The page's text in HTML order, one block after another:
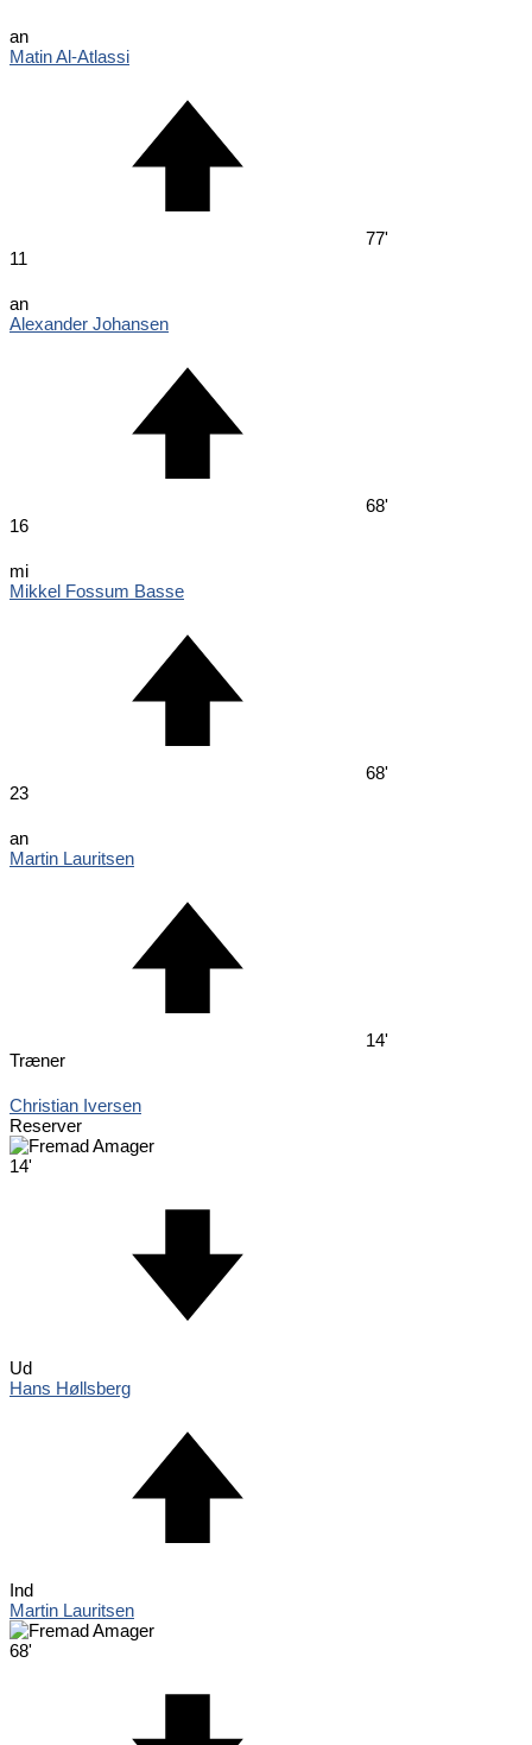
an
Matin Al-Atlassi
77'
11
an
Alexander Johansen
68'
16
mi
Mikkel Fossum Basse
68'
23
an
Martin Lauritsen
14'
Træner
Christian Iversen
Reserver
14'
Ud
Hans Høllsberg
Ind
Martin Lauritsen
68'